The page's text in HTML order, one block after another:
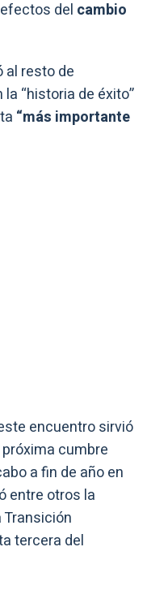
del cambio
al resto de
“historia de éxito”
“más importante
encuentro sirvió
cumbre
a fin de año en
entre otros la
tercera del